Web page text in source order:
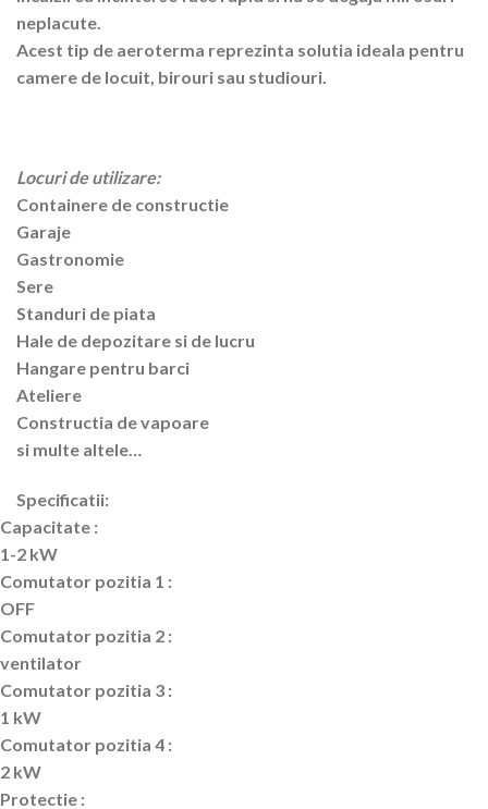
neplacute.
Acest tip de aeroterma reprezinta solutia ideala pentru
camere de locuit, birouri sau studiouri.
Locuri de utilizare:
Containere de constructie
Garaje
Gastronomie
Sere
Standuri de piata
Hale de depozitare si de lucru
Hangare pentru barci
Ateliere
Constructia de vapoare
si multe altele…
Specificatii:
Capacitate :
1-2 kW
Comutator pozitia 1 :
OFF
Comutator pozitia 2 :
ventilator
Comutator pozitia 3 :
1 kW
Comutator pozitia 4 :
2 kW
Protectie :